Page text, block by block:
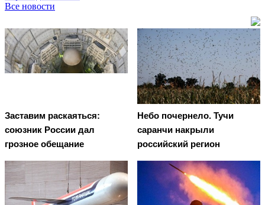
Все новости
Заставим раскаяться:
союзник России дал
грозное обещание
Небо почернело. Тучи
саранчи накрыли
российский регион